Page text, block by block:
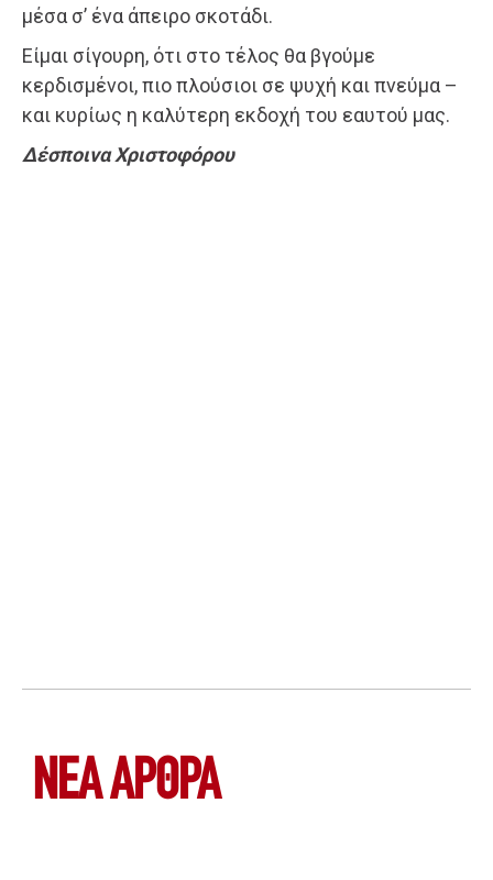
μέσα σ’ ένα άπειρο σκοτάδι.
Είμαι σίγουρη, ότι στο τέλος θα βγούμε
κερδισμένοι, πιο πλούσιοι σε ψυχή και πνεύμα –
και κυρίως η καλύτερη εκδοχή του εαυτού μας.
Δέσποινα Χριστοφόρου
ΝΕΑ ΆΡΘΡΑ